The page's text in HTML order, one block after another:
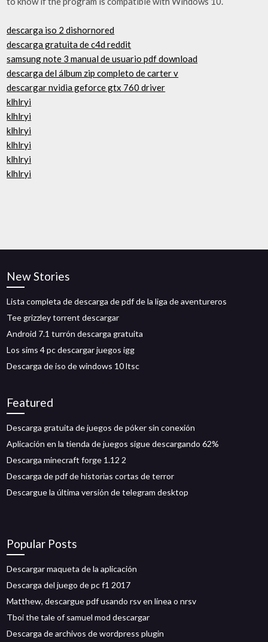
descarga iso 2 dishornored
descarga gratuita de c4d reddit
samsung note 3 manual de usuario pdf download
descarga del álbum zip completo de carter v
descargar nvidia geforce gtx 760 driver
klhlryi
klhlryi
klhlryi
klhlryi
klhlryi
klhlryi
New Stories
Lista completa de descarga de pdf de la liga de aventureros
Tee grizzley torrent descargar
Android 7.1 turrón descarga gratuita
Los sims 4 pc descargar juegos igg
Descarga de iso de windows 10 ltsc
Featured
Descarga gratuita de juegos de póker sin conexión
Aplicación en la tienda de juegos sigue descargando 62%
Descarga minecraft forge 1.12 2
Descarga de pdf de historias cortas de terror
Descargue la última versión de telegram desktop
Popular Posts
Descargar maqueta de la aplicación
Descarga del juego de pc f1 2017
Matthew, descargue pdf usando rsv en línea o nrsv
Tboi the tale of samuel mod descargar
Descarga de archivos de wordpress plugin